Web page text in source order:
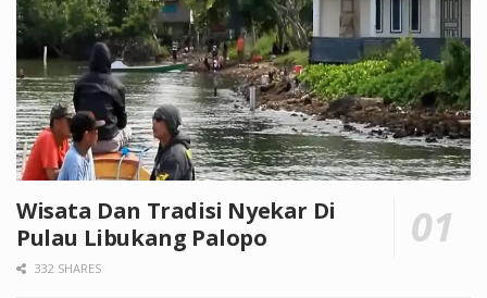
Wisata Dan Tradisi Nyekar Di
Pulau Libukang Palopo
332 SHARES